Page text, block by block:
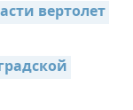
вертолет